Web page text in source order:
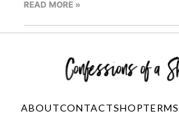
READ MORE »
ABOUTCONTACTSHOPTERMS